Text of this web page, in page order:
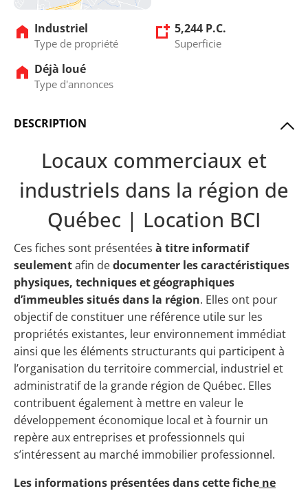
Industriel
Type de propriété
5,244 P.C.
Superficie
Déjà loué
Type d'annonces
DESCRIPTION
Locaux commerciaux et
industriels dans la région de
Québec | Location BCI
Ces fiches sont présentées à titre informatif
seulementafin dedocumenter les caractéristiques
physiques, techniques et géographiques
d’immeubles situés dans la région. Elles ont pour
objectif de constituer une référence utile sur les
propriétés existantes, leur environnement immédiat
ainsi que les éléments structurants qui participent à
l’organisation du territoire commercial, industriel et
administratif de la grande région de Québec. Elles
contribuent également à mettre en valeur le
développement économique local et à fournir un
repère aux entreprises et professionnels qui
s’intéressent au marché immobilier professionnel.
Les informations présentées dans cette fiche ne